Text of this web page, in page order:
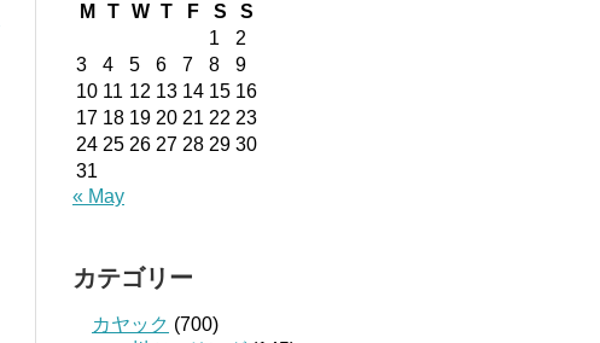
M
T W T F S
S
1
2
3
4 5 6 7 8
9
10 11 12 13 14 15 16
17 18 19 20 21 22 23
24 25 26 27 28 29 30
31
« May
カテゴリー
カヤック (700)